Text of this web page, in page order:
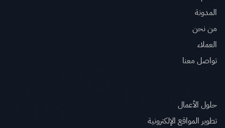
المدونة
من نحن
العملاء
تواصل معنا
حلول الأعمال
تطوير المواقع الإلكترونية